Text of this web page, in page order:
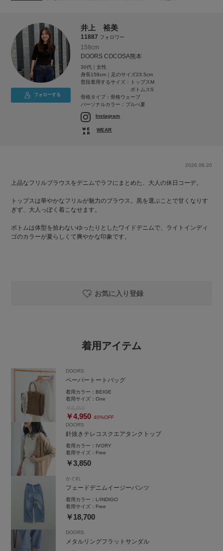
フォローする
井上 裕美
11887 フォロワー
158cm
DOORS COCOSA熊本
30代｜女性
身長158cm｜足のサイズ23.5cm
普段着用するサイズ：
トップスM
ボトムスS
骨格タイプ：骨格ウェーブ
パーソナルカラー：ブルべ夏
Instagram
WEAR
2026.06.20
上品なフリルブラウスをデニムでラフにまとめた、大人の休日コーデ。
トップスは華やかなフリルが魅力のブラウス。黒を選ぶことで甘くなりす
ぎず、大人っぽく着こなせます。
ボトムは体型を拾わないゆったりとしたワイドデニムで、ライトインディ
ゴのカラーが夏らしくて爽やかな印象です。
お気に入り登録
着用アイテム
DOORS
ペーパートートバッグ
着用カラー： BEIGE
着用サイズ：One
￥4,950 40%OFF
DOORS
針抜きテレコスクエアタンクトップ
着用カラー： IVORY
着用サイズ： Free
￥3,850
かぐれ
フェードデニムイージーパンツ
着用カラー： L/INDIGO
着用サイズ： Free
￥18,700
DOORS
メタルリングフラットサンダル